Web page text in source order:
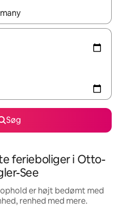
skal du navigere med
Søg
ferieboliger i Otto-
See
er højt bedømt med
renhed med mere.